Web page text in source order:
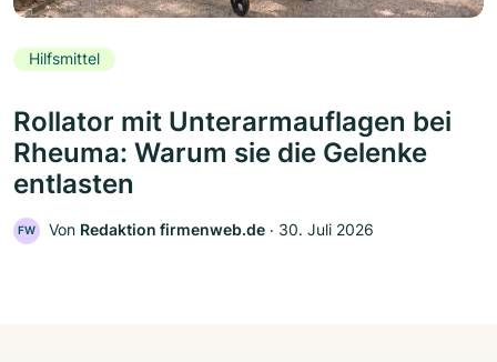
Hilfsmittel
Rollator mit Unterarmauflagen bei
Rheuma: Warum sie die Gelenke
entlasten
FW Von Redaktion firmenweb.de ‧ 30. Juli 2026